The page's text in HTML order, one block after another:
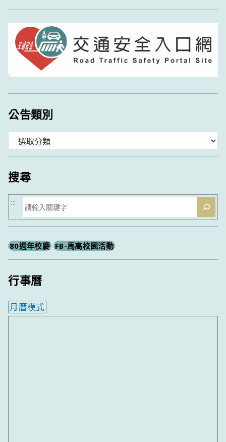
公告類別
類
搜尋
搜
尋
:::
80週年校慶 FB-馬高校園活動
行事曆
月曆模式